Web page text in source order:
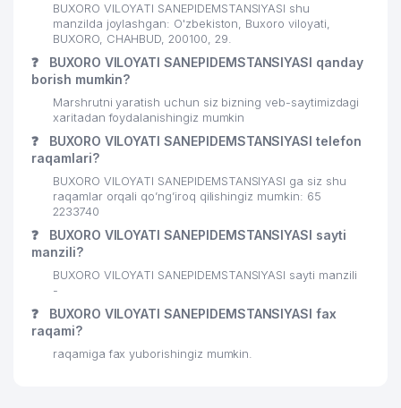
BUXORO VILOYATI SANEPIDEMSTANSIYASI shu
manzilda joylashgan: O'zbekiston, Buxoro viloyati,
BUXORO, CHAHBUD, 200100, 29.
❓
BUXORO VILOYATI SANEPIDEMSTANSIYASI qanday
borish mumkin?
Marshrutni yaratish uchun siz bizning veb-saytimizdagi
xaritadan foydalanishingiz mumkin
❓
BUXORO VILOYATI SANEPIDEMSTANSIYASI telefon
raqamlari?
BUXORO VILOYATI SANEPIDEMSTANSIYASI ga siz shu
raqamlar orqali qo’ng’iroq qilishingiz mumkin: 65
2233740
❓
BUXORO VILOYATI SANEPIDEMSTANSIYASI sayti
manzili?
BUXORO VILOYATI SANEPIDEMSTANSIYASI sayti manzili
-
❓
BUXORO VILOYATI SANEPIDEMSTANSIYASI fax
raqami?
raqamiga fax yuborishingiz mumkin.